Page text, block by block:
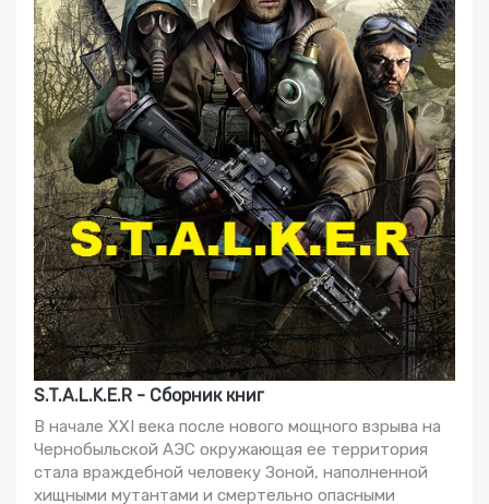
S.T.A.L.K.E.R - Сборник книг
В начале XXI века после нового мощного взрыва на
Чернобыльской АЭС окружающая ее территория
стала враждебной человеку Зоной, наполненной
хищными мутантами и смертельно опасными